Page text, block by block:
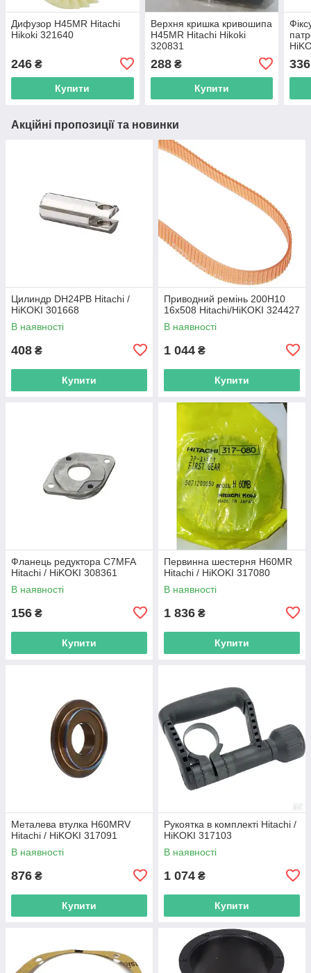
Дифузор H45MR Hitachi
Hikoki 321640
246 ₴
Купити
Верхня кришка кривошипа
H45MR Hitachi Hikoki
320831
288₴
Купити
336
Акційні пропозиції та новинки
Цилиндр DH24PB Hitachi /
HiKOKI 301668
В наявності
408 ₴
Купити
Приводний ремінь 200Н10
16х508 Hitachi/HiKOKI 324427
В наявності
1 044 ₴
Купити
Фланець редуктора C7MFA
Hitachi / HiKOKI 308361
В наявності
156 ₴
Купити
Первинна шестерня H60MR
Hitachi / HiKOKI 317080
В наявності
1 836 ₴
Купити
Металева втулка H60MRV
Hitachi / HiKOKI 317091
В наявності
876 ₴
Купити
Рукоятка в комплекті Hitachi /
HiKOKI 317103
В наявності
1 074 ₴
Купити